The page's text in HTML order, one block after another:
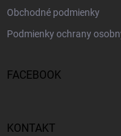
Obchodné podmienky
Podmienky ochrany
FACEBOOK
KONTAKT